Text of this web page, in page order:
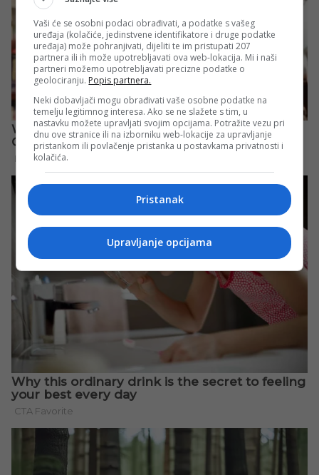
Vaši će se osobni podaci obrađivati, a podatke s vašeg
uređaja (kolačiće, jedinstvene identifikatore i druge podatke
uređaja) može pohranjivati, dijeliti te im pristupati 207
partnera ili ih može upotrebljavati ova web-lokacija. Mi i naši
partneri možemo upotrebljavati precizne podatke o
geolociranju. Popis partnera.
Neki dobavljači mogu obrađivati vaše osobne podatke na
temelju legitimnog interesa. Ako se ne slažete s tim, u
nastavku možete upravljati svojim opcijama. Potražite vezu pri
dnu ove stranice ili na izborniku web-lokacije za upravljanje
pristankom ili povlačenje pristanka u postavkama privatnosti i
kolačića.
Pristanak
Upravljanje opcijama